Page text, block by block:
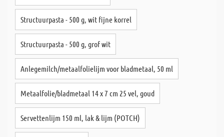
Structuurpasta - 500 g, wit fijne korrel
Structuurpasta - 500 g, grof wit
Anlegemilch/metaalfolielijm voor bladmetaal, 50 ml
Metaalfolie/bladmetaal 14 x 7 cm 25 vel, goud
Servettenlijm 150 ml, lak & lijm (POTCH)